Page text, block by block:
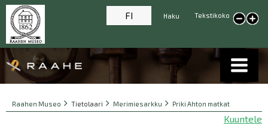
Tekstikoko
Pienennä tekstikokoa
Haku
FI
Breadcrumbs
You
Raahen Museo Tietolaari Merimiesarkku Priki Ahton matkat
Kuuntele